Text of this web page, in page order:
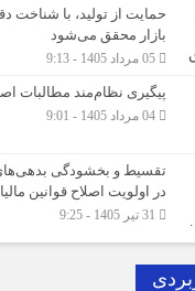
حمایت از تولید، با شناخت
بازار محقق می‌شود
05 مرداد 1405 - 9:13
پیگیری نظام‌مند مطالبات
04 مرداد 1405 - 9:01
تقسیط و بخشودگی
در اولویت اصلاح قوانین